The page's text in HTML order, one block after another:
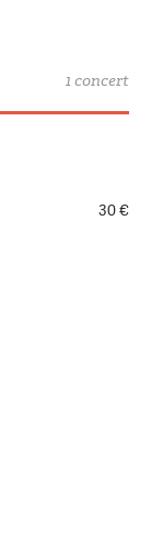
1 concert
30 €